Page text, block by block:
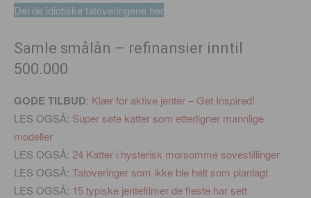
Del de idiotiske tatoveringene her
Samle smålån – refinansier inntil
500.000
GODE TILBUD: Klær for aktive jenter – Get Inspired!
LES OGSÅ: Super søte katter som etterligner mannlige
modeller
LES OGSÅ: 24 Katter i hysterisk morsomme sovestillinger
LES OGSÅ: Tatoveringer som ikke ble helt som planlagt
LES OGSÅ: 15 typiske jentefilmer de fleste har sett